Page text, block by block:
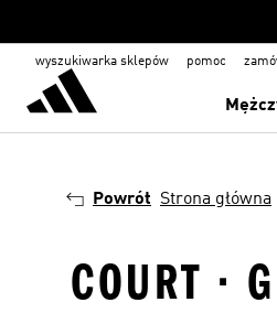
wyszukiwarka sklepów pomoc
Powrót Strona główna
COURT ·